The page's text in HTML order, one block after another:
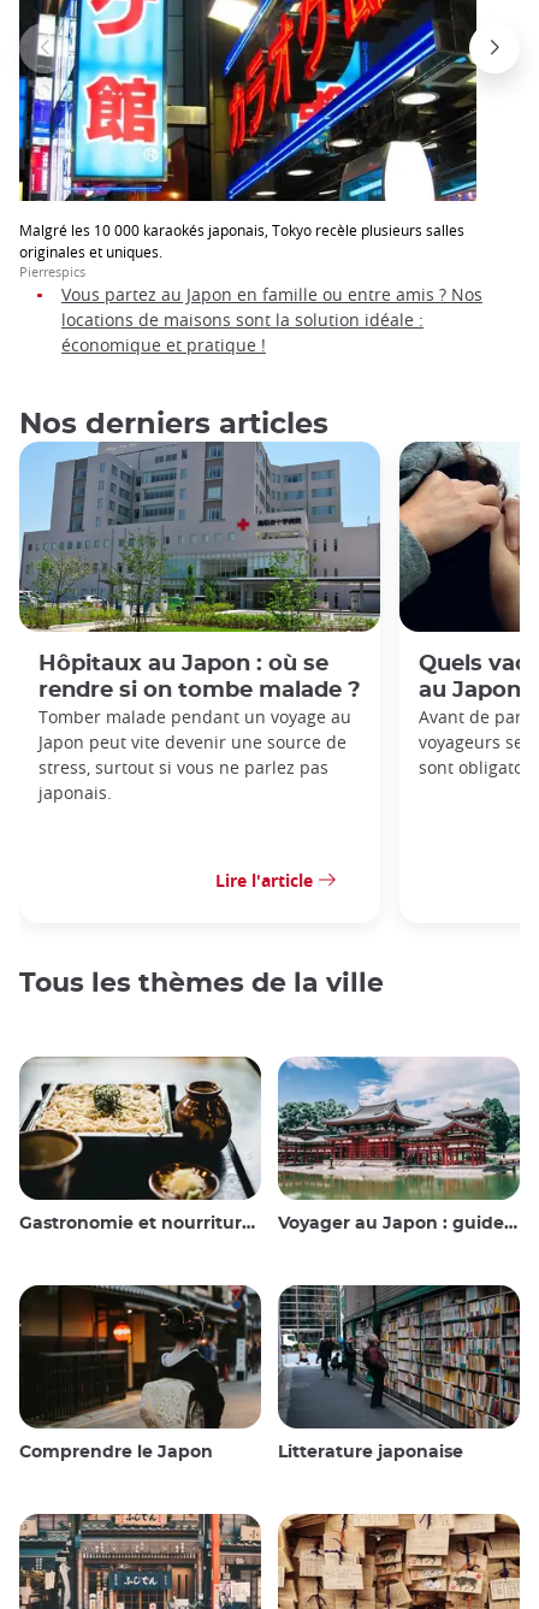
Malgré les 10 000 karaokés japonais, Tokyo recèle plusieurs salles
originales et uniques.
Pierrespics
Vous partez au Japon en famille ou entre amis ? Nos
locations de maisons sont la solution idéale :
économique et pratique !
Nos derniers articles
Hôpitaux au Japon : où se
rendre si on tombe malade ?
Tomber malade pendant un voyage au
Japon peut vite devenir une source de
stress, surtout si vous ne parlez pas
japonais.
Lire l'article
Quels
au Japon ?
Avant de
voyageurs se
sont
Tous les thèmes de la ville
Gastronomie et nourriture japonaise Voyager au Japon : guide et conseils
Comprendre le Japon Litterature japonaise